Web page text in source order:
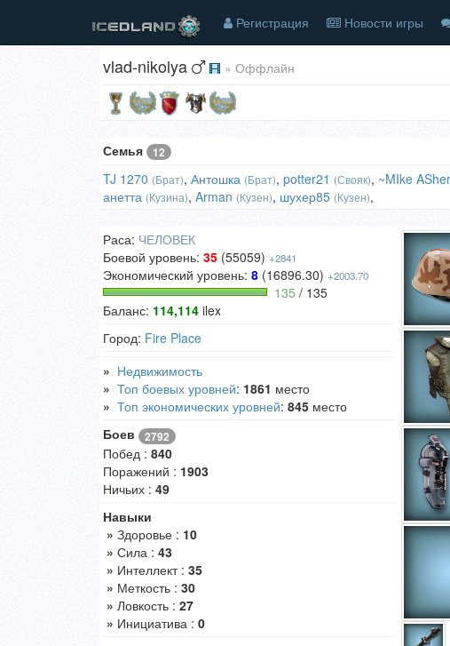
Регистрация Новости игры
vlad-nikolya » Оффлайн
Семья 12
TJ 1270 (Брат), Антошка (Брат), potter21 (Свояк), ~MIke
анетта (Кузина), Arman (Кузен), шухер85 (Кузен),
Раса: ЧЕЛОВЕК
Боевой уровень: 35 (55059) +2841
Экономический уровень: 8 (16896.30) +2003.70
135 / 135
Баланс: 114,114 ilex
Город: Fire Place
» Недвижимость
» Топ боевых уровней: 1861 место
» Топ экономических уровней: 845 место
Боев
2792
Побед : 840
Поражений : 1903
Ничьих : 49
Навыки
» Здоровье : 10
» Сила : 43
» Интеллект : 35
» Меткость : 30
» Ловкость : 27
» Инициатива : 0